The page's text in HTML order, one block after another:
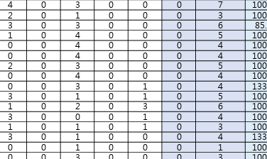
4 0 3 0 0 0 7
2 0 1 0 0 0 3
3 0 3 0 0 0 6
1 0 4 0 0 0 5
0 0 4 0 0 0 4
0 0 4 0 0 0 4
2 0 3 0 0 0 5
0 0 4 0 0 0 4
0 0 3 0 1 0 4
3 0 1 0 1 0 5
1 0 2 0 3 0 6
3 0 0 0 1 0 4
1 0 1 0 1 0 3
3 0 1 0 0 0 4
0 0 1 0 0 0 1